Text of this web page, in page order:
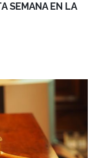
SEMANA EN LA